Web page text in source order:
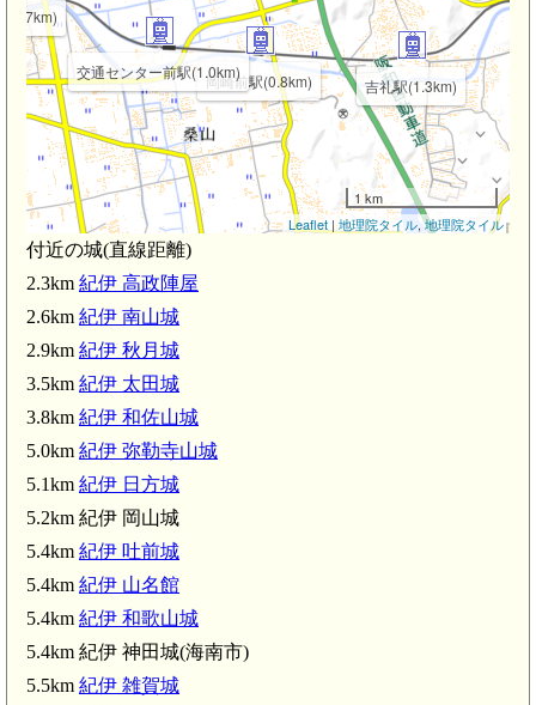
岡崎前駅(0.8km)
交通センター前駅(1.0km)
吉礼駅(1.3km)
(1.7km)
1 km
Leaflet | 地理院タイル,地理院タイル
付近の城(直線距離)
2.3km 紀伊 高政陣屋
2.6km 紀伊 南山城
2.9km 紀伊 秋月城
3.5km 紀伊 太田城
3.8km 紀伊 和佐山城
5.0km 紀伊 弥勒寺山城
5.1km 紀伊 日方城
5.2km 紀伊 岡山城
5.4km 紀伊 吐前城
5.4km 紀伊 山名館
5.4km 紀伊 和歌山城
5.4km 紀伊 神田城(海南市)
5.5km 紀伊 雑賀城